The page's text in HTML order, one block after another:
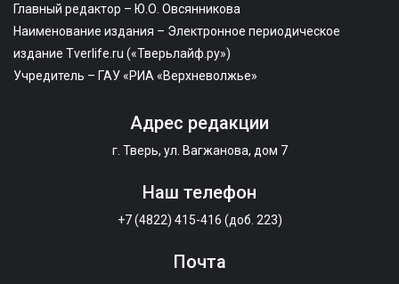
Главный редактор – Ю.О. Овсянникова
Наименование издания – Электронное периодическое
издание Tverlife.ru («Тверьлайф.ру»)
Учредитель – ГАУ «РИА «Верхневолжье»
Адрес редакции
г. Тверь, ул. Вагжанова, дом 7
Наш телефон
+7 (4822) 415-416 (доб. 223)
Почта